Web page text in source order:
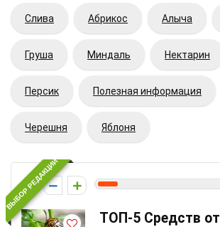
Cлива Абрикос Алыча
Груша Миндаль Нектарин
Персик Полезная информация
Черешня Яблоня
ВЫБОР РЕДАКЦИИ
1
ТОП-5 Средств от